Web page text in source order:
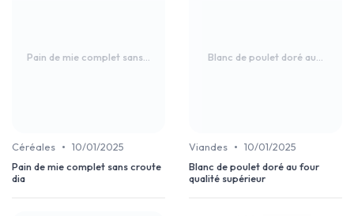
Pain de mie complet sans...
Céréales • 10/01/2025
Pain de mie complet sans croute
dia
Blanc de poulet doré au...
Viandes • 10/01/2025
Blanc de poulet doré au four
qualité supérieur